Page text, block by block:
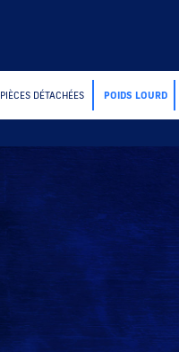
PIÈCES DÉTACHÉES POIDS LOURD